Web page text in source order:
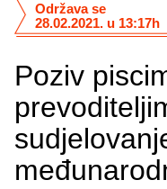
Poziv
Održava se
28.02.2021. u 13:17h